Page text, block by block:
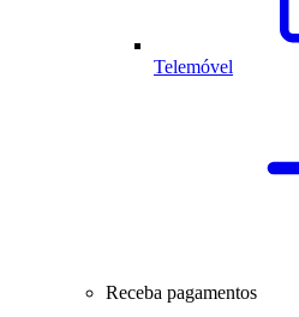
Telemóvel
Receba pagamentos